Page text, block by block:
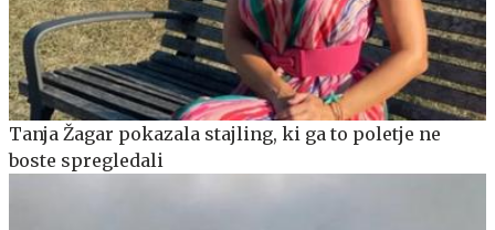
Tanja Žagar pokazala stajling, ki ga to poletje ne
boste spregledali